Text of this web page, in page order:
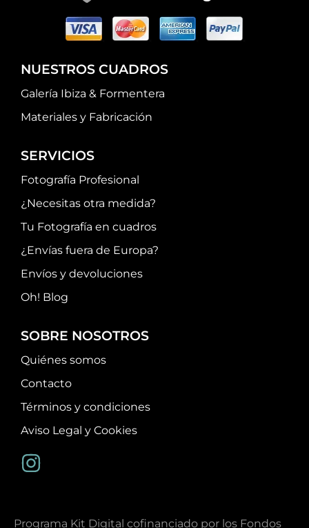
NUESTROS CUADROS
Galería Ibiza & Formentera
Materiales y Fabricación
SERVICIOS
Fotografía Profesional
¿Necesitas otra medida?
Tu Fotografía en cuadros
¿Envías fuera de Europa?
Envíos y devoluciones
Oh! Blog
SOBRE NOSOTROS
Quiénes somos
Contacto
Términos y condiciones
Aviso Legal y Cookies
Programa Kit Digital cofinanciado por los Fondos